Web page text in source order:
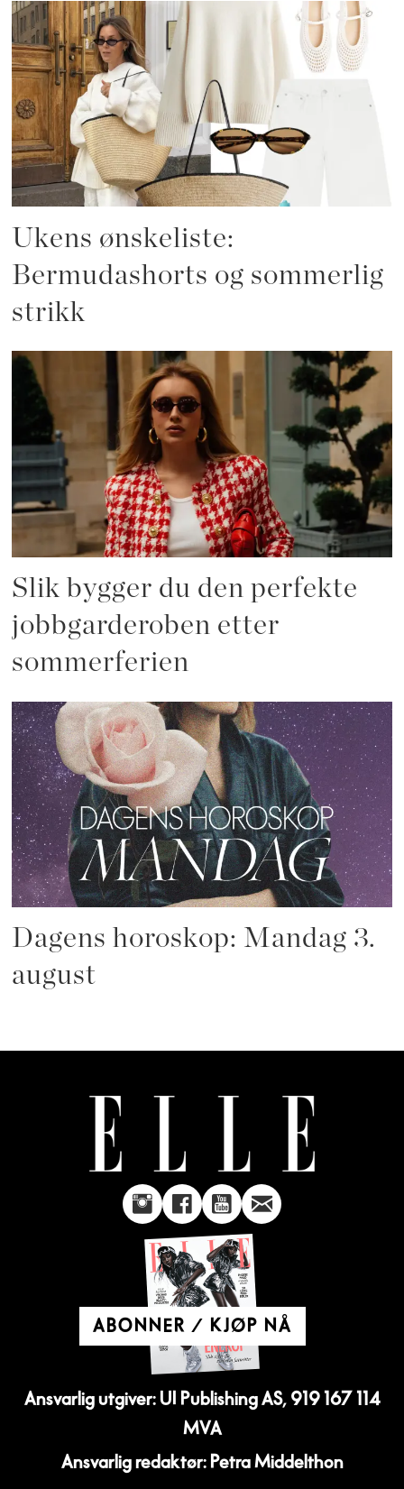
Ukens ønskeliste:
Bermudashorts og sommerlig
strikk
Slik bygger du den perfekte
jobbgarderoben etter
sommerferien
Dagens horoskop: Mandag 3.
august
ABONNER / KJØP NÅ
Ansvarlig utgiver: UI Publishing AS, 919 167 114
MVA
Ansvarlig redaktør: Petra Middelthon